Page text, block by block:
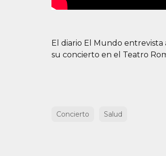
El diario El Mundo entrevista
su concierto en el Teatro
Concierto Salud